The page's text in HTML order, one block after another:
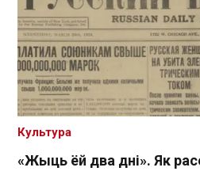
«Жыць ёй два дні». Як
Культура